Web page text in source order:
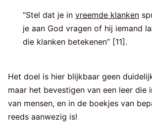
“Stel dat je in vreemde klanken
je aan God vragen of hij iemand
die klanken betekenen” [11].
Het doel is hier blijkbaar geen
maar het bevestigen van een leer die
van mensen, en in de boekjes van
reeds aanwezig is!